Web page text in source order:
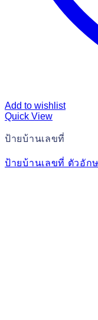
Add to wishlist
Quick View
ป้ายบ้านเลขที่
ป้ายบ้านเลขที่ ตัวอัก